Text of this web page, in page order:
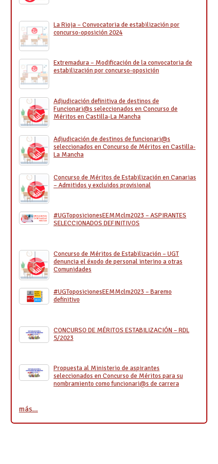
La Rioja – Convocatoria de estabilización por
concurso-oposición 2024
Extremadura – Modificación de la convocatoria de
estabilización por concurso-oposición
Adjudicación definitiva de destinos de
Funcionari@s seleccionados en Concurso de
Méritos en Castilla-La Mancha
Adjudicación de destinos de funcionari@s
seleccionados en Concurso de Méritos en Castilla-
La Mancha
Concurso de Méritos de Estabilización en Canarias
– Admitidos y excluidos provisional
#UGToposicionesEEMMclm2023 – ASPIRANTES
SELECCIONADOS DEFINITIVOS
Concurso de Méritos de Estabilización – UGT
denuncia el éxodo de personal interino a otras
Comunidades
#UGToposicionesEEMMclm2023 – Baremo
definitivo
CONCURSO DE MÉRITOS ESTABILIZACIÓN – RDL
5/2023
Propuesta al Ministerio de aspirantes
seleccionados en Concurso de Méritos para su
nombramiento como funcionari@s de carrera
más…